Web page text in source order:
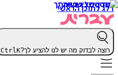
דלג לתוכן הראשי
רוצה לבדוק מה יש לנו להציע לך? CtrlK